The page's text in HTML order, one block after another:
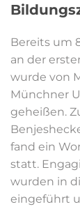
Bereits um
an der
wurde von
Münchner
geheißen.
fand ein
statt.
wurden in
eingeführt